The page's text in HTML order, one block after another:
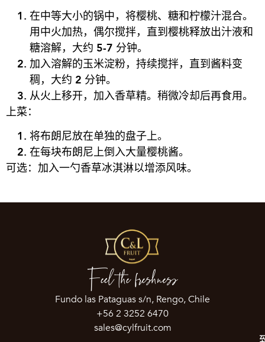
在中等大小的锅中，将樱桃、糖和柠檬汁混合。
用中火加热，偶尔搅拌，直到樱桃释放出汁液和
糖溶解，大约 5-7 分钟。
加入溶解的玉米淀粉，持续搅拌，直到酱料变
稠，大约 2 分钟。
从火上移开，加入香草精。稍微冷却后再食用。
上菜：
将布朗尼放在单独的盘子上。
在每块布朗尼上倒入大量樱桃酱。
可选：加入一勺香草冰淇淋以增添风味。
Feel the freshness
Fundo las Pataguas s/n, Rengo, Chile
+56 2 3252 6470
sales@cylfruit.com